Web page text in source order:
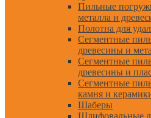
Пильные
металла и
Полотна для
Сегментные
древесины и
Сегментные
древесины и
Сегментные
камня и
Шаберы
Шлифовальные